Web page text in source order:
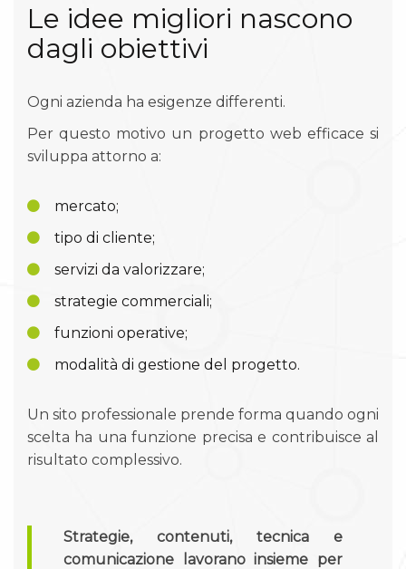
Le idee migliori nascono
dagli obiettivi
Ogni azienda ha esigenze differenti.
Per questo motivo un progetto web efficace si
sviluppa attorno a:
mercato;
tipo di cliente;
servizi da valorizzare;
strategie commerciali;
funzioni operative;
modalità di gestione del progetto.
Un sito professionale prende forma quando ogni
scelta ha una funzione precisa e contribuisce al
risultato complessivo.
Strategie, contenuti, tecnica e
comunicazione lavorano insieme per